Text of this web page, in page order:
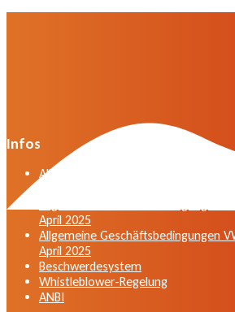
Infos
Allgemeine Geschäftsbedingungen
April 2025
Allgemeine Geschäftsbedingungen
April 2025
Beschwerdesystem
Whistleblower-Regelung
ANBI